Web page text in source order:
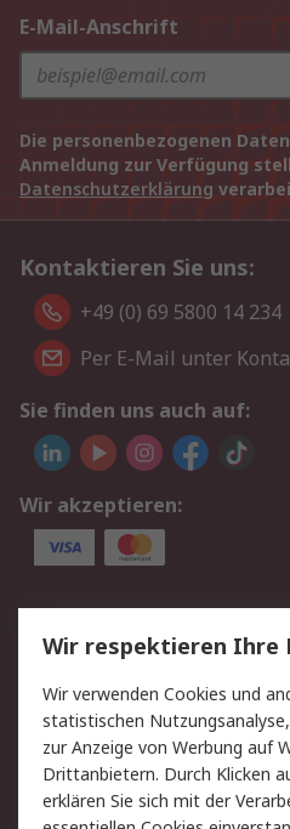
E-Mail-Anschrift
Die personenbezogenen
Anmeldung zur Verfügung
Datenschutzerklärung
Kontaktieren Sie uns:
+49 (0) 69 5800 14 234
Per E-Mail unter
Sie finden uns auch auf:
Wir akzeptieren:
Service
Value Added Services
Rücksendungen
Hilfe
Rechtliches
Wir respektieren Ihre
Wir verwenden Cookies und
statistischen
zur Anzeige von Werbung auf
Drittanbietern. Durch Klicken
erklären Sie sich mit der